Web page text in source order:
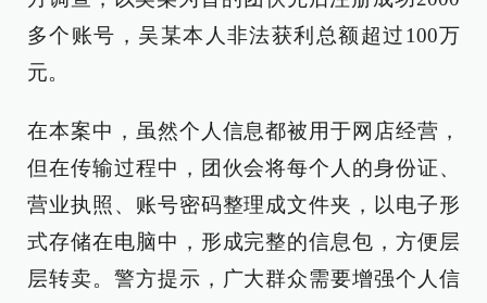
多个账号，吴某本人非法获利总额超过100万
元。
在本案中，虽然个人信息都被用于网店经营，
但在传输过程中，团伙会将每个人的身份证、
营业执照、账号密码整理成文件夹，以电子形
式存储在电脑中，形成完整的信息包，方便层
层转卖。警方提示，广大群众需要增强个人信